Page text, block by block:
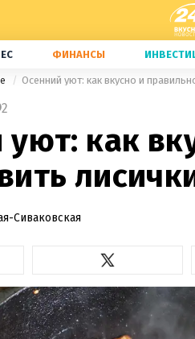
ФИНАНСЫ
Осенний уют: как вкусно и
2
как
Сиваковская